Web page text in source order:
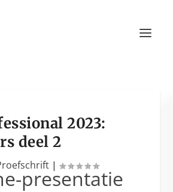
2023:
deel 2
|
presentatie